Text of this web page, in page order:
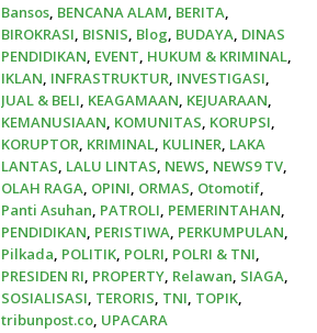
Bansos, BENCANA ALAM, BERITA,
BIROKRASI, BISNIS, Blog, BUDAYA, DINAS
PENDIDIKAN, EVENT, HUKUM & KRIMINAL,
IKLAN, INFRASTRUKTUR, INVESTIGASI,
JUAL & BELI, KEAGAMAAN, KEJUARAAN,
KEMANUSIAAN, KOMUNITAS, KORUPSI,
KORUPTOR, KRIMINAL, KULINER, LAKA
LANTAS, LALU LINTAS, NEWS, NEWS9 TV,
OLAH RAGA, OPINI, ORMAS, Otomotif,
Panti Asuhan, PATROLI, PEMERINTAHAN,
PENDIDIKAN, PERISTIWA, PERKUMPULAN,
Pilkada, POLITIK, POLRI, POLRI & TNI,
PRESIDEN RI, PROPERTY, Relawan, SIAGA,
SOSIALISASI, TERORIS, TNI, TOPIK,
tribunpost.co, UPACARA